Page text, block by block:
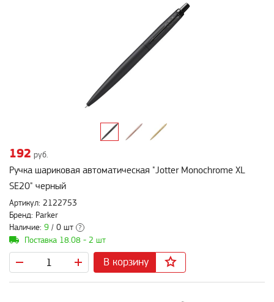
192 руб.
Ручка шариковая автоматическая "Jotter Monochrome XL
SE20" черный
Артикул: 2122753
Бренд: Parker
Наличие: 9 / 0 шт ?
Поставка 18.08 - 2 шт
В корзину